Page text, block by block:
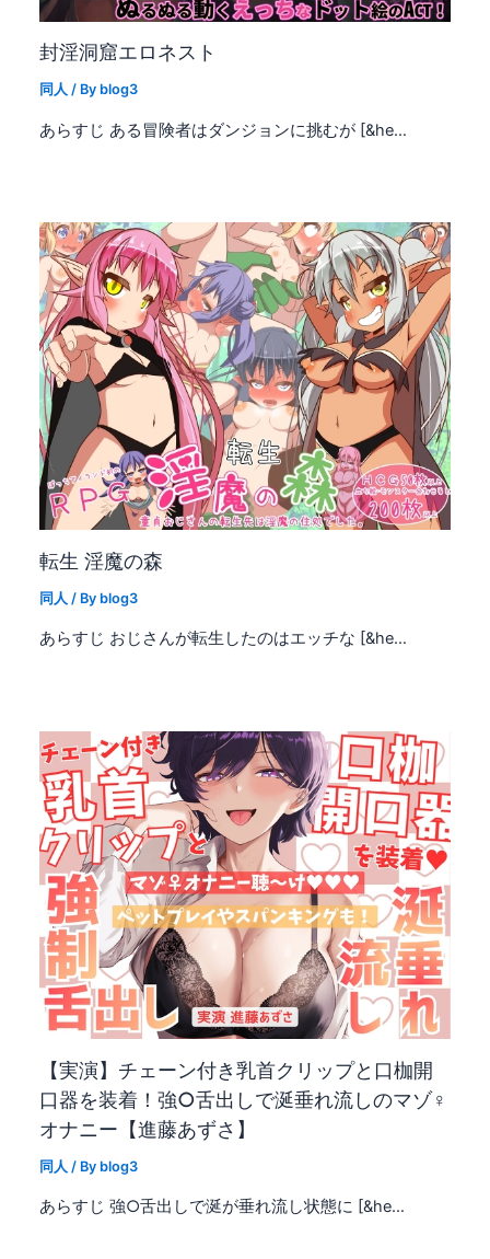
封淫洞窟エロネスト
同人 / By blog3
あらすじ ある冒険者はダンジョンに挑むが [&he…
転生 淫魔の森
同人 / By blog3
あらすじ おじさんが転生したのはエッチな [&he…
【実演】チェーン付き乳首クリップと口枷開
口器を装着！強○舌出しで涎垂れ流しのマゾ♀
オナニー【進藤あずさ】
同人 / By blog3
あらすじ 強○舌出しで涎が垂れ流し状態に [&he…